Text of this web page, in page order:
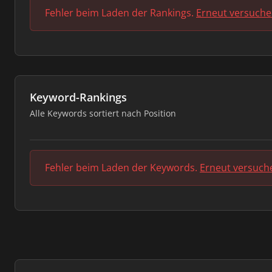
Fehler beim Laden der Rankings. Erneut
Keyword-Rankings
Alle Keywords sortiert nach Position
Fehler beim Laden der Keywords. Erneut